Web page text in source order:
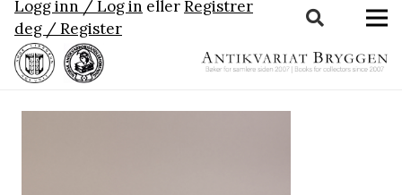
Logg inn / Log in ellerRegistrer
deg / Register